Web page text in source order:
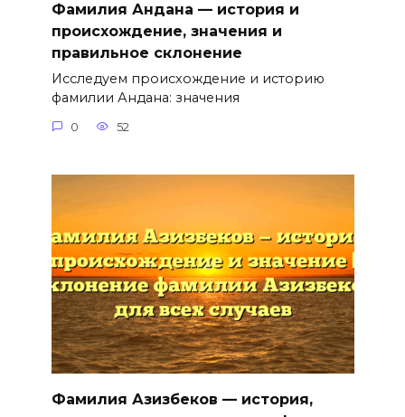
Фамилия Андана — история и
происхождение, значения и
правильное склонение
Исследуем происхождение и историю
фамилии Андана: значения
0 52
Фамилия Азизбеков — история,